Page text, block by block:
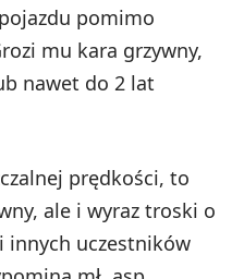
pomimo
mu kara grzywny,
nawet do 2 lat
prędkości, to
ale i wyraz troski o
innych uczestników